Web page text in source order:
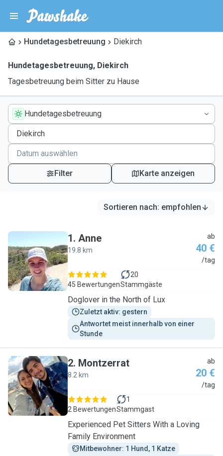
Hundetagesbetreuung Diekirch
Hundetagesbetreuung, Diekirch
Tagesbetreuung beim Sitter zu Hause
Hundetagesbetreuung
Filter Karte anzeigen
Sortieren nach: empfohlen
A
1. Anne
19.8 km
ab
40 €
/tag
45 Bewertungen
20
Stammgäste
Doglover in the North of Lux
Zuletzt aktiv: gestern
Antwortet meist innerhalb von einer
Stunde
M
2. Montzerrat
8.2 km
ab
20 €
/tag
2 Bewertungen
1
Stammgast
Experienced Pet Sitters With a Loving
Family Environment
Mitbewohner: 1 Hund, 1 Katze